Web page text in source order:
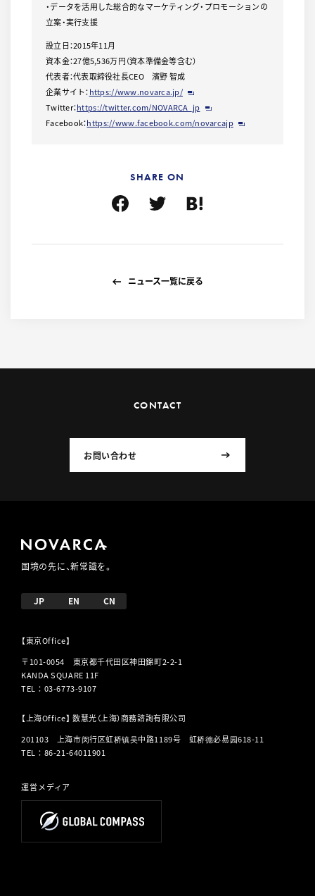
SHARE ON
・データを活用した総合的なマーケティング・プロモーションの
立案・実行支援
設立日：2015年11月
資本金：27億5,536万円（資本準備金等含む）
代表者：代表取締役社長CEO 濱野 智成
企業サイト：https://www.novarca.jp/
Twitter：https://twitter.com/NOVARCA_jp
Facebook：https://www.facebook.com/novarcajp
ニュース一覧に戻る
CONTACT
お問い合わせ
国境の先に、新常識を。
JP EN CN
【東京Office】
〒101-0054 東京都千代田区神田錦町2-2-1
KANDA SQUARE 11F
TEL ： 03-6773-9107
【上海Office】 数慧光（上海）商務諮詢有限公司
201103 上海市闵行区虹桥镇吴中路1189号 虹桥德必易园618-11
TEL ： 86-21-64011901
運営メディア